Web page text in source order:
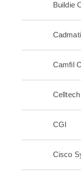
Buildie
Camfil
CGI
Cisco